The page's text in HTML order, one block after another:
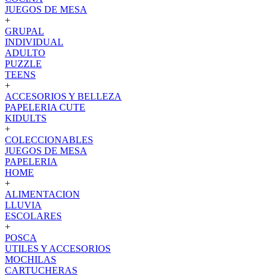
JUEGOS DE MESA
+
GRUPAL
INDIVIDUAL
ADULTO
PUZZLE
TEENS
+
ACCESORIOS Y BELLEZA
PAPELERIA CUTE
KIDULTS
+
COLECCIONABLES
JUEGOS DE MESA
PAPELERIA
HOME
+
ALIMENTACION
LLUVIA
ESCOLARES
+
POSCA
UTILES Y ACCESORIOS
MOCHILAS
CARTUCHERAS